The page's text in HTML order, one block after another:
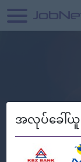
အလုပ်ခေါ်ယူ